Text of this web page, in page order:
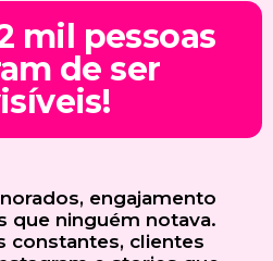
mil pessoas
de ser
engajamento
que ninguém notava.
constantes, clientes